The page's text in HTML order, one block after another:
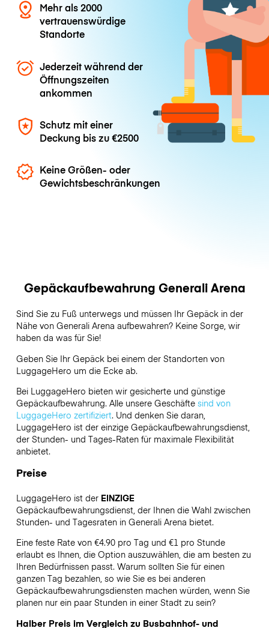
Mehr als 2000
vertrauenswürdige
Standorte
Jederzeit während der
Öffnungszeiten
ankommen
Schutz mit einer
Deckung bis zu€2500
Keine Größen- oder
Gewichtsbeschränkungen
Gepäckaufbewahrung Generali Arena
Sind Sie zu Fuß unterwegs und müssen Ihr Gepäck in der
Nähe von Generali Arena aufbewahren? Keine Sorge, wir
haben da was für Sie!
Geben Sie Ihr Gepäck bei einem der Standorten von
LuggageHero um die Ecke ab.
Bei LuggageHero bieten wir gesicherte und günstige
Gepäckaufbewahrung. Alle unsere Geschäfte sind von
LuggageHero zertifiziert. Und denken Sie daran,
LuggageHero ist der einzige Gepäckaufbewahrungsdienst,
der Stunden- und Tages-Raten für maximale Flexibilität
anbietet.
Preise
LuggageHero ist der EINZIGE
Gepäckaufbewahrungsdienst, der Ihnen die Wahl zwischen
Stunden- und Tagesraten in Generali Arena bietet.
Eine feste Rate von €4.90 pro Tag und €1 pro Stunde
erlaubt es Ihnen, die Option auszuwählen, die am besten zu
Ihren Bedürfnissen passt. Warum sollten Sie für einen
ganzen Tag bezahlen, so wie Sie es bei anderen
Gepäckaufbewahrungsdiensten machen würden, wenn Sie
planen nur ein paar Stunden in einer Stadt zu sein?
Halber Preis im Vergleich zu Busbahnhof- und